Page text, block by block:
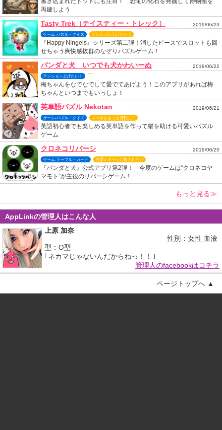
再建しよう
Tasty Trek（テイスティー・トレック） 2019/06/23
ゲーム-パズル・クイズ テンション上げたい！
『Happy Ningels』シリーズ第二弾！消したピースでスロットも回
せちゃう爽快感抜群のなぞりパズルゲーム！
パンダと犬 いつでも犬かわいーぬ 2019/06/22
テンション上げたい！
梅ちゃんをなでなでして愛でてあげよう！このアプリがあれば梅
ちゃんといつまでもいっしょ！
英単語パズル Nekotan 2019/06/21
ゲーム-パズル・クイズ スマホをもっと便利に！
英語初心者でも楽しめる英単語を作って猫を助ける可愛いパズル
ゲーム
クロネコリバーシ 2019/06/20
ゲーム-テーブル・カード 可愛いキャラに癒されたい
『パンダと犬』公式アプリ第2弾！ 今度のゲームは“クロネコヤ
マモト”が主役のリバーシゲーム！
もっと見る≫
AppLinkの管理人はこんな人
上原 加奈
性別：女性 血液
型：O型
｢ネカマじゃないんだからねっ！！｣
管理人のfacebookはコチラ
ページトップへ ▲